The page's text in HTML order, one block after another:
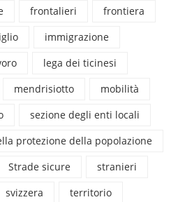
frontalieri
frontiera
immigrazione
lega dei ticinesi
mendrisiotto
mobilità
sezione degli enti locali
protezione della popolazione
Strade sicure
stranieri
svizzera
territorio